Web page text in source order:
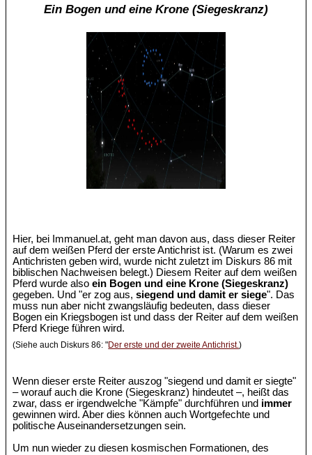
Ein Bogen und eine Krone (Siegeskranz)
Hier, bei Immanuel.at, geht man davon aus, dass dieser Reiter
auf dem weißen Pferd der erste Antichrist ist. (Warum es zwei
Antichristen geben wird, wurde nicht zuletzt im Diskurs 86 mit
biblischen Nachweisen belegt.) Diesem Reiter auf dem weißen
Pferd wurde alsoein Bogen und eine Krone (Siegeskranz)
gegeben. Und "er zog aus,siegend und damit er siege". Das
muss nun aber nicht zwangsläufig bedeuten, dass dieser
Bogen ein Kriegsbogen ist und dass der Reiter auf dem weißen
Pferd Kriege führen wird.
(Siehe auch Diskurs 86: "Der erste und der zweite Antichrist.)
Wenn dieser erste Reiter auszog "siegend und damit er siegte"
– worauf auch die Krone (Siegeskranz) hindeutet –, heißt das
zwar, dass er irgendwelche "Kämpfe" durchführen und immer
gewinnen wird. Aber dies können auch Wortgefechte und
politische Auseinandersetzungen sein.
Um nun wieder zu diesen kosmischen Formationen, des